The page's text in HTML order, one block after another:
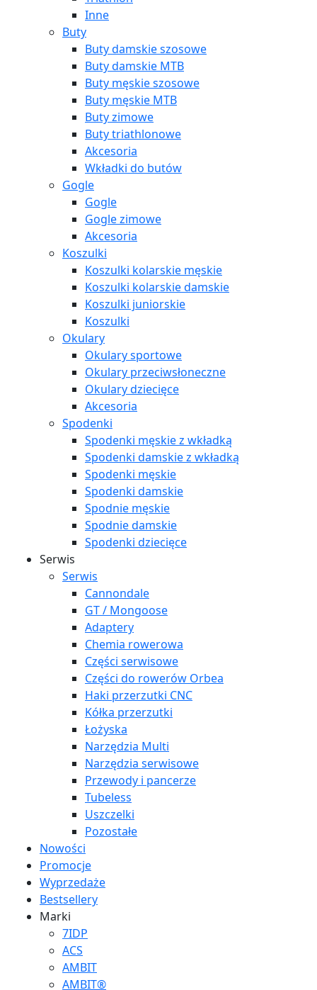
Inne
Buty
Buty damskie szosowe
Buty damskie MTB
Buty męskie szosowe
Buty męskie MTB
Buty zimowe
Buty triathlonowe
Akcesoria
Wkładki do butów
Gogle
Gogle
Gogle zimowe
Akcesoria
Koszulki
Koszulki kolarskie męskie
Koszulki kolarskie damskie
Koszulki juniorskie
Koszulki
Okulary
Okulary sportowe
Okulary przeciwsłoneczne
Okulary dziecięce
Akcesoria
Spodenki
Spodenki męskie z wkładką
Spodenki damskie z wkładką
Spodenki męskie
Spodenki damskie
Spodnie męskie
Spodnie damskie
Spodenki dziecięce
Serwis
Serwis
Cannondale
GT / Mongoose
Adaptery
Chemia rowerowa
Części serwisowe
Części do rowerów Orbea
Haki przerzutki CNC
Kółka przerzutki
Łożyska
Narzędzia Multi
Narzędzia serwisowe
Przewody i pancerze
Tubeless
Uszczelki
Pozostałe
Nowości
Promocje
Wyprzedaże
Bestsellery
Marki
7IDP
ACS
AMBIT
AMBIT®